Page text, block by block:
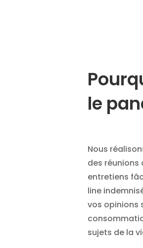
le
Nous
des
entretiens
line
vos opinions
sujets de la